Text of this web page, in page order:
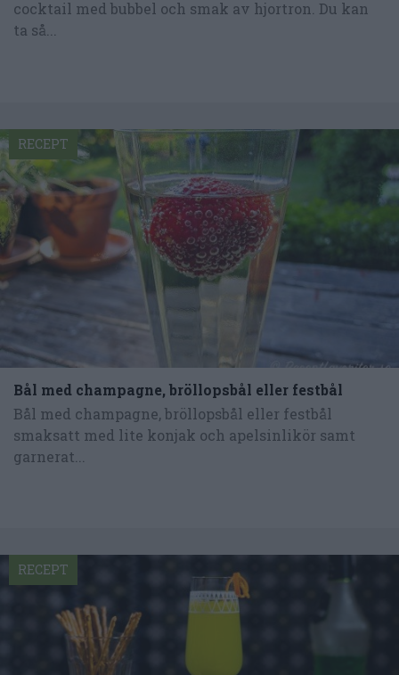
cocktail med bubbel och smak av hjortron. Du kan
ta så...
Bål med champagne, bröllopsbål eller festbål
Bål med champagne, bröllopsbål eller festbål
smaksatt med lite konjak och apelsinlikör samt
garnerat...
RECEPT
RECEPT